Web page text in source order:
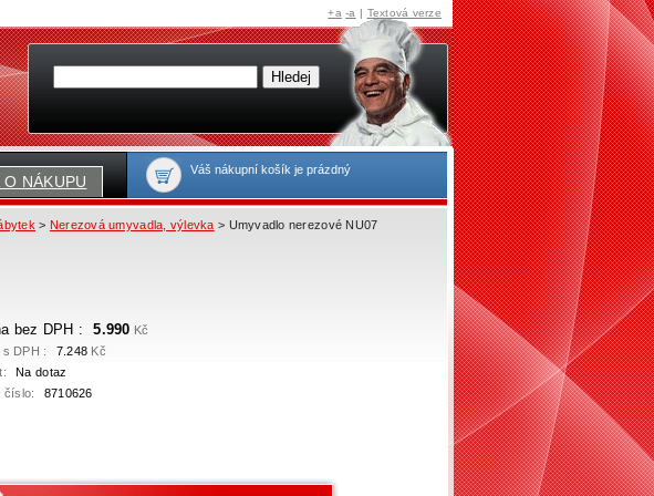
NÁKUPU
Váš nákupní košík je prázdný
> Nerezová umyvadla, výlevka > Umyvadlo nerezové NU07
bez DPH : 5.990 Kč
DPH :
7.248 Kč
Na dotaz
číslo:
8710626
+a -a | Textová verze